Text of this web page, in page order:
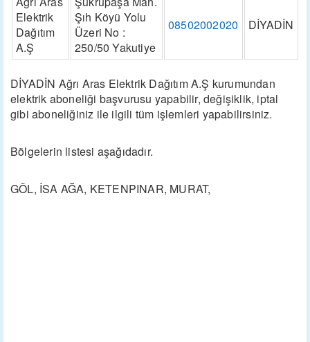
Elektrik
Dağıtım
A.Ş
Şıh Köyü Yolu
Üzeri No :
250/50 Yakutiye
08502002020 DİYADİN
DİYADİN Ağrı Aras Elektrik Dağıtım A.Ş kurumundan
elektrik aboneliği başvurusu yapabilir, değişiklik, iptal
gibi aboneliğiniz ile ilgili tüm işlemleri yapabilirsiniz.
Bölgelerin listesi aşağıdadır.
GÖL, İSA AĞA, KETENPINAR, MURAT,